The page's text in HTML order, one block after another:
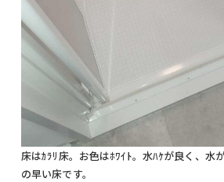
床はｶﾗﾘ床。お色はﾎﾜｲﾄ。水ﾊｹが良く、水
の早い床です。